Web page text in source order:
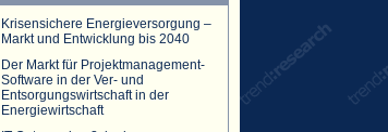
Krisensichere Energieversorgung –
Markt und Entwicklung bis 2040
Der Markt für Projektmanagement-
Software in der Ver- und
Entsorgungswirtschaft in der
Energiewirtschaft